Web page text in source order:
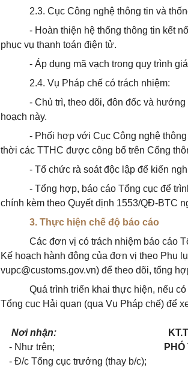
2.3. Cục Công nghệ thông tin và
- Hoàn thiện hệ thống thông tin kết
phục vụ thanh toán điện tử.
- Áp dụng mã vạch trong quy trình
2.4. Vụ Pháp chế có trách nhiệm:
- Chủ trì, theo dõi, đôn đốc và
hoạch này.
- Phối hợp với Cục Công nghệ
thời các TTHC được công bố trên Cổng
- Tổ chức rà soát độc lập để kiến
- Tổng hợp, báo cáo Tổng cục để
chính kèm theo Quyết định 1553/QĐ-BTC
3. Thực hiện chế độ báo cáo
Các đơn vị có trách nhiệm báo cáo
Kế hoạch hành động của đơn vị theo Phụ
vupc@customs.gov.vn) để theo dõi, tổng
Quá trình triển khai thực hiện, nếu
Tổng cục Hải quan (qua Vụ Pháp chế) để
Nơi nhận:
- Như trên;
- Đ/c Tổng cục trưởng (thay b/c);